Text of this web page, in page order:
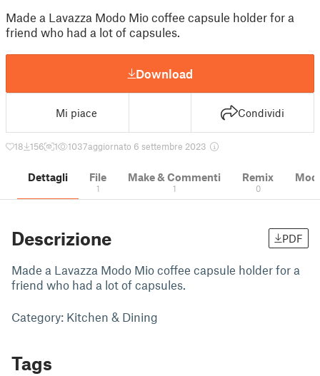
Made a Lavazza Modo Mio coffee capsule holder for a
friend who had a lot of capsules.
Download
Mi piace Condividi
18 156 1 1037aggiornato 6 settembre 2023
Dettagli File
1
Make & Commenti
1
Remix
0
Descrizione PDF
Made a Lavazza Modo Mio coffee capsule holder for a
friend who had a lot of capsules.
Category: Kitchen & Dining
Tags